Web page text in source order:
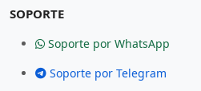
SOPORTE
Soporte por WhatsApp
Soporte por Telegram